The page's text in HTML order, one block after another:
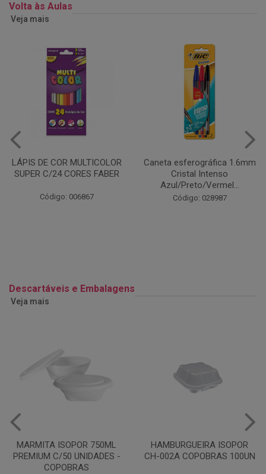
Volta às Aulas
Veja mais
Caneta esferográfica 1.6mm
Cristal Intenso
Código: 028987
COLA EM BASTÃO 40G - LEO
& LEO
Código: 028164
Descartáveis e Embalagens
Veja mais
HAMBURGUEIRA ISOPOR
CH-002A COPOBRAS 100UN
CAIXA PARDA PIZZA N30
OITAVADA BALUARTE C/10